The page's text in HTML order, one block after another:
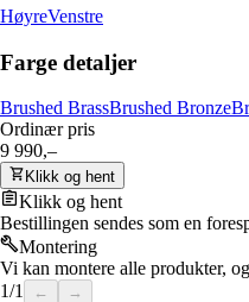
HøyreVenstre
Farge detaljer
Brushed BrassBrushed Bronze
Ordinær pris
9 990,–
Klikk og hent
Klikk og hent
Bestillingen sendes som en
Montering
Vi kan montere alle produkter,
1/1 ← →